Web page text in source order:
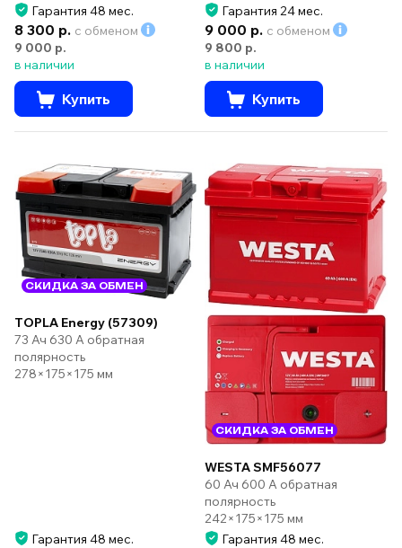
Гарантия 48 мес.
8 300 р. с обменом
9 000 р.
в наличии
Купить
Гарантия 24 мес.
9 000 р. с обменом
9 800 р.
в наличии
Купить
СКИДКА ЗА ОБМЕН
TOPLA Energy (57309)
73 Ач 630 А обратная
полярность
278×175×175 мм
Гарантия 48 мес.
СКИДКА ЗА ОБМЕН
WESTA SMF56077
60 Ач 600 А обратная
полярность
242×175×175 мм
Гарантия 48 мес.